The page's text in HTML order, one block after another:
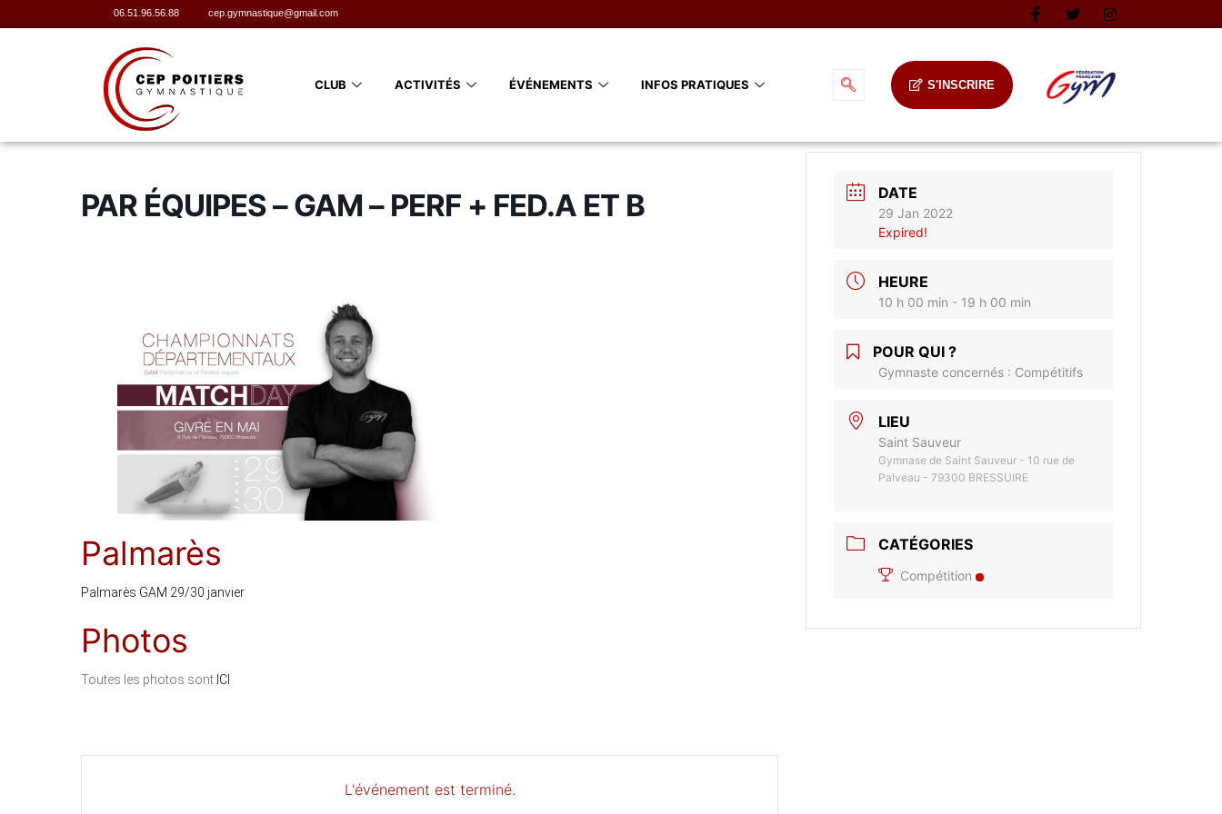
06.51.96.56.88 cep.gymnastique@gmail.com
CLUB ACTIVITÉS ÉVÉNEMENTS INFOS PRATIQUES S'INSCRIRE
PAR ÉQUIPES – GAM – PERF + FED.A ET B
Palmarès
Palmarès GAM 29/30 janvier
Photos
Toutes les photos sont ICI
L'événement est terminé.
DATE
29 Jan 2022
Expired!
HEURE
10 h 00 min - 19 h 00 min
POUR QUI ?
Gymnaste concernés : Compétitifs
LIEU
Saint Sauveur
Gymnase de Saint Sauveur - 10 rue de
Palveau - 79300 BRESSUIRE
CATÉGORIES
Compétition